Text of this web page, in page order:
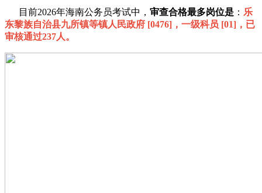
目前2026年海南公务员考试中， 审查合格最多岗位是 ： 乐
东黎族自治县九所镇等镇人民政府 [0476]，一级科员 [01]，已
审核通过237人。